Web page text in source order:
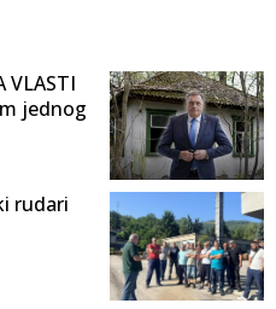
VLASTI
jednog
rudari